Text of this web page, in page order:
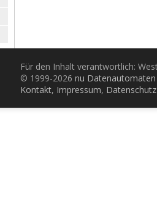
Für den Inhalt verantwortlich:
© 1999-2026 nu
Kontakt, Impressum, Datenschutz